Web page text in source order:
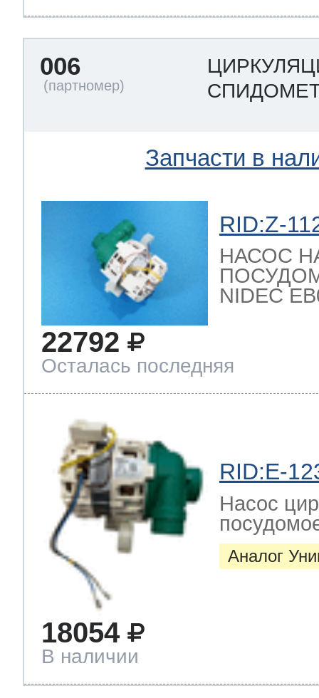
006
Запчасти в
RID:Z-
НАСОС
NIDEC
22792
Осталась последняя
RID:E-
Насос
Аналог
18054
В наличии